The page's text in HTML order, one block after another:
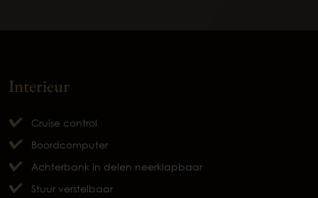
Interieur
Cruise control
Boordcomputer
Achterbank in delen neerklapbaar
Stuur verstelbaar